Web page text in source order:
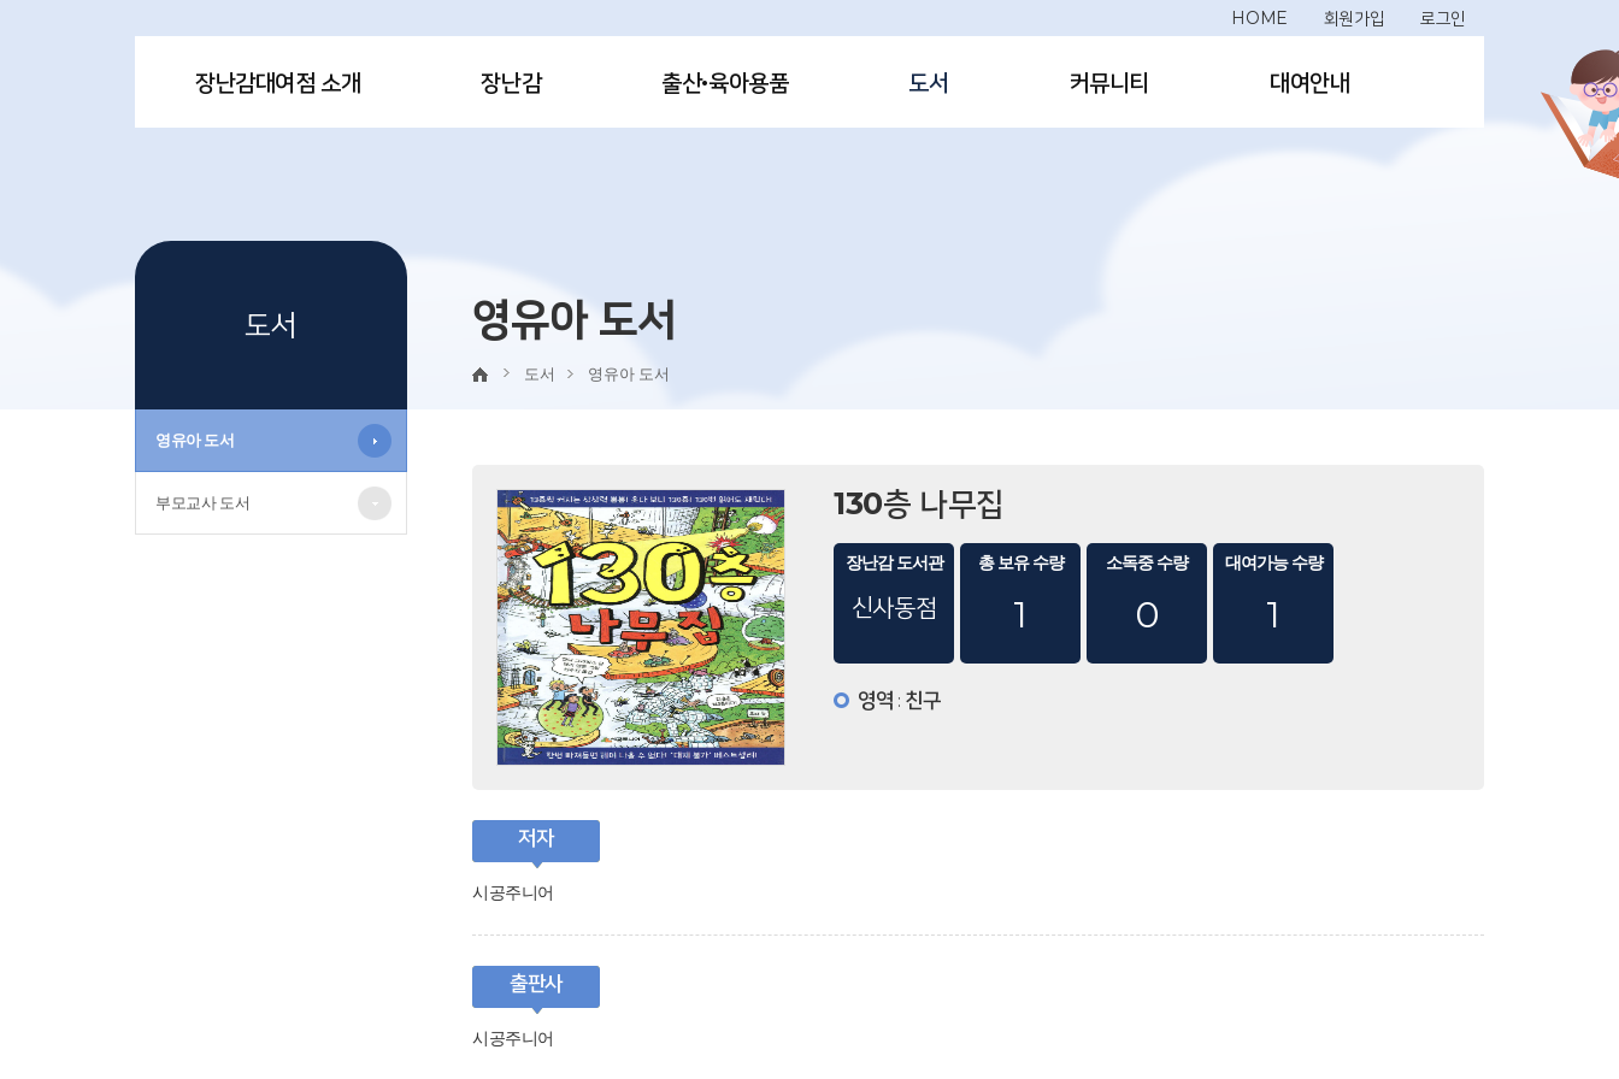
HOME 회원가입 로그인
장난감대여점 소개 장난감 출산·육아용품 도서 커뮤니티 대여안내
도서
영유아 도서
부모교사 도서
영유아 도서
도서 영유아 도서
130층 나무집
장난감 도서관
신사동점
총 보유 수량
1
소독중 수량
0
대여가능 수량
1
영역 : 친구
저자
시공주니어
출판사
시공주니어